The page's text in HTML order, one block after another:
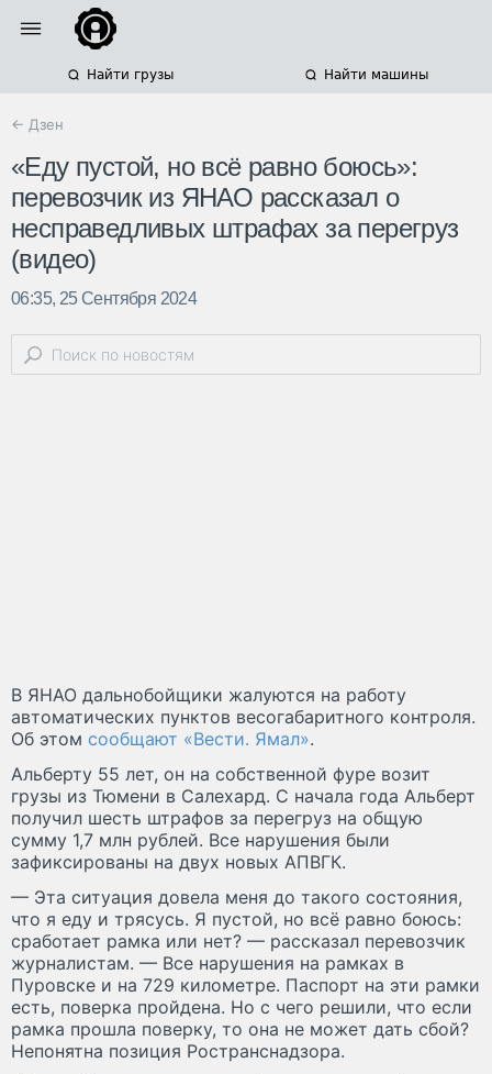
Найти грузы Найти машины
← Дзен
«Еду пустой, но всё равно боюсь»:
перевозчик из ЯНАО рассказал о
несправедливых штрафах за перегруз
(видео)
06:35, 25 Сентября 2024
В ЯНАО дальнобойщики жалуются на работу
автоматических пунктов весогабаритного контроля.
Об этом сообщают «Вести. Ямал».
Альберту 55 лет, он на собственной фуре возит
грузы из Тюмени в Салехард. С начала года Альберт
получил шесть штрафов за перегруз на общую
сумму 1,7 млн рублей. Все нарушения были
зафиксированы на двух новых АПВГК.
— Эта ситуация довела меня до такого состояния,
что я еду и трясусь. Я пустой, но всё равно боюсь:
сработает рамка или нет? — рассказал перевозчик
журналистам. — Все нарушения на рамках в
Пуровске и на 729 километре. Паспорт на эти рамки
есть, поверка пройдена. Но с чего решили, что если
рамка прошла поверку, то она не может дать сбой?
Непонятна позиция Ространснадзора.